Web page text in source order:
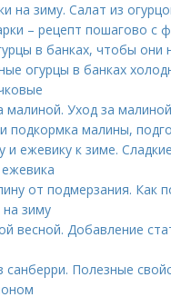
на зиму. Салат из
– рецепт пошагово с
в банках, чтобы они
огурцы в банках
малиной. Уход за
подкормка малины,
ежевику к зиме.
от подмерзания. Как
зиму
весной. Добавление
санберри. Полезные